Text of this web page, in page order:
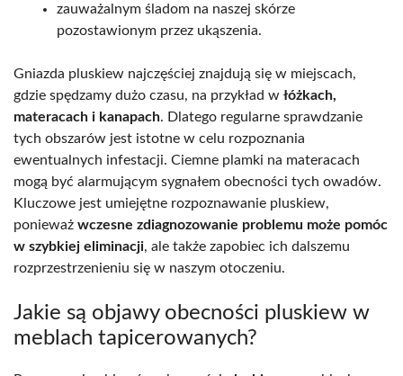
zauważalnym śladom na naszej skórze
pozostawionym przez ukąszenia.
Gniazda pluskiew najczęściej znajdują się w miejscach,
gdzie spędzamy dużo czasu, na przykład w łóżkach,
materacach i kanapach. Dlatego regularne sprawdzanie
tych obszarów jest istotne w celu rozpoznania
ewentualnych infestacji. Ciemne plamki na materacach
mogą być alarmującym sygnałem obecności tych owadów.
Kluczowe jest umiejętne rozpoznawanie pluskiew,
ponieważ wczesne zdiagnozowanie problemu może pomóc
w szybkiej eliminacji, ale także zapobiec ich dalszemu
rozprzestrzenieniu się w naszym otoczeniu.
Jakie są objawy obecności pluskiew w
meblach tapicerowanych?